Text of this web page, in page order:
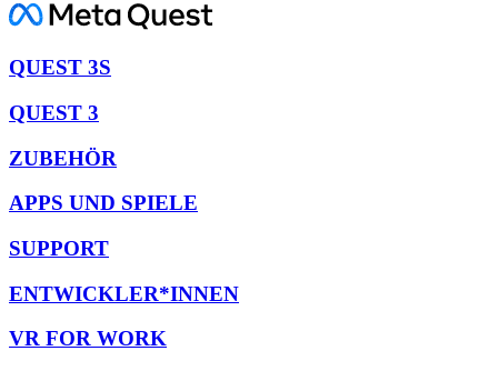
QUEST 3S
QUEST 3
ZUBEHÖR
APPS UND SPIELE
SUPPORT
ENTWICKLER*INNEN
VR FOR WORK